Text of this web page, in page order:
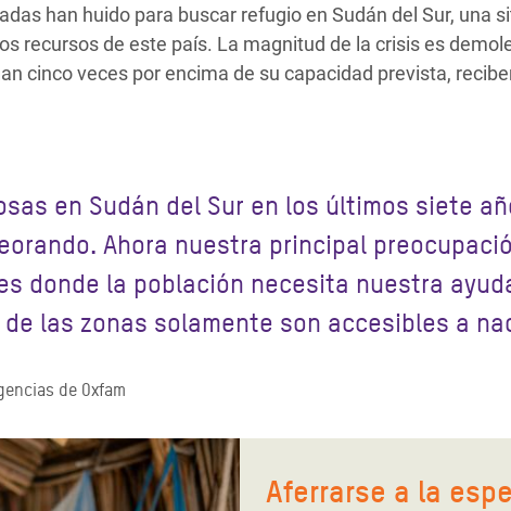
han huido para buscar refugio en Sudán del Sur, una
recursos de este país. La magnitud de la crisis es
cinco veces por encima de su capacidad prevista,
en Sudán del Sur en los últimos siete
Ahora nuestra principal
donde la población necesita nuestra
las zonas solamente son accesibles a
de Oxfam
Aferrarse a la